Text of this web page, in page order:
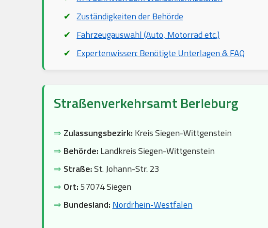
Zuständigkeiten der Behörde
Fahrzeugauswahl (Auto, Motorrad etc.)
Expertenwissen: Benötigte Unterlagen & FAQ
Straßenverkehrsamt Berleburg
⇒ Zulassungsbezirk: Kreis Siegen-Wittgenstein
⇒ Behörde: Landkreis Siegen-Wittgenstein
⇒ Straße:St. Johann-Str. 23
⇒ Ort:57074 Siegen
⇒ Bundesland: Nordrhein-Westfalen